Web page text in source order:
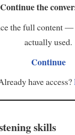
Continue the
the full content —
actually used.
Continue
have access?
skills